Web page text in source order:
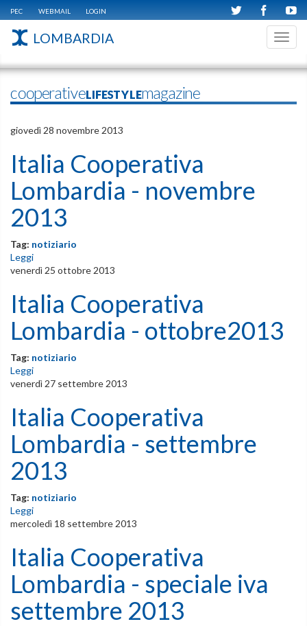
PEC WEBMAIL LOGIN
LOMBARDIA
cooperativeLIFESTYLEmagazine
giovedì 28 novembre 2013
Italia Cooperativa
Lombardia - novembre
2013
Tag: notiziario
Leggi
venerdì 25 ottobre 2013
Italia Cooperativa
Lombardia - ottobre2013
Tag: notiziario
Leggi
venerdì 27 settembre 2013
Italia Cooperativa
Lombardia - settembre
2013
Tag: notiziario
Leggi
mercoledì 18 settembre 2013
Italia Cooperativa
Lombardia - speciale iva
settembre 2013